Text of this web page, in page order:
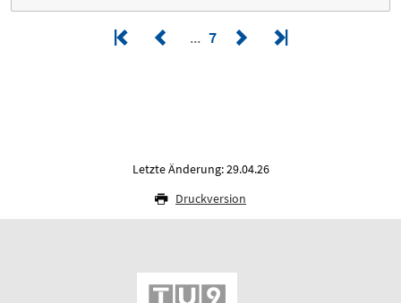
7
Letzte Änderung: 29.04.26
Druckversion